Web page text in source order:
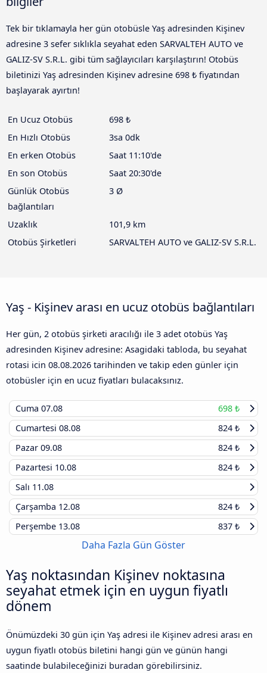
Tek bir tıklamayla her gün otobüsle Yaş adresinden Kişinev
adresine 3 sefer sıklıkla seyahat eden SARVALTEH AUTO ve
GALIZ-SV S.R.L. gibi tüm sağlayıcıları karşılaştırın! Otobüs
biletinizi Yaş adresinden Kişinev adresine 698 ₺ fiyatından
başlayarak ayırtın!
En Ucuz Otobüs
698 ₺
En Hızlı Otobüs
3sa 0dk
En erken Otobüs
Saat 11:10'de
En son Otobüs
Saat 20:30'de
Günlük Otobüs
bağlantıları
3 Ø
Uzaklık
101,9 km
Otobüs Şirketleri
SARVALTEH AUTO ve GALIZ-SV S.R.L.
Yaş - Kişinev arası en ucuz otobüs bağlantıları
Her gün, 2 otobüs şirketi aracılığı ile 3 adet otobüs Yaş
adresinden Kişinev adresine: Asagidaki tabloda, bu seyahat
rotasi icin 08.08.2026 tarihinden ve takip eden günler için
otobüsler için en ucuz fiyatları bulacaksınız.
Cuma 07.08
698 ₺
Cumartesi 08.08
824 ₺
Pazar 09.08
824 ₺
Pazartesi 10.08
824 ₺
Salı 11.08
Çarşamba 12.08
824 ₺
Perşembe 13.08 837 ₺
Daha Fazla Gün Göster
Yaş noktasından Kişinev noktasına
seyahat etmek için en uygun fiyatlı
dönem
Önümüzdeki 30 gün için Yaş adresi ile Kişinev adresi arası en
uygun fiyatlı otobüs biletini hangi gün ve günün hangi
saatinde bulabileceğinizi buradan görebilirsiniz.